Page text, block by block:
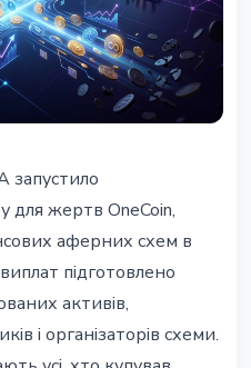
жертвам
для 3,5 млн
запустило
для жертв OneCoin,
аферних схем в
підготовлено
активів,
і організаторів схеми.